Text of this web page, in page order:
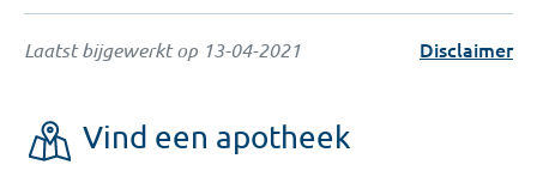
Laatst bijgewerkt op 13-04-2021 Disclaimer
Vind een apotheek